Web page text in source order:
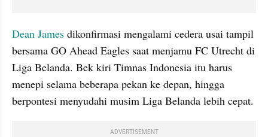
Dean James dikonfirmasi mengalami cedera usai tampil
bersama GO Ahead Eagles saat menjamu FC Utrecht di
Liga Belanda. Bek kiri Timnas Indonesia itu harus
menepi selama beberapa pekan ke depan, hingga
berpontesi menyudahi musim Liga Belanda lebih cepat.
ADVERTISEMENT